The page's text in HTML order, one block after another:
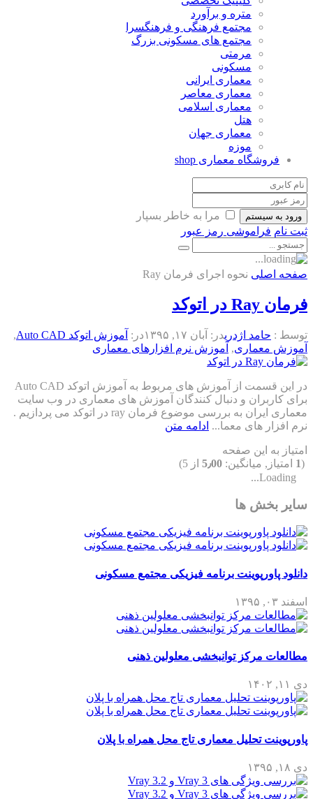
متره و برآورد
مجتمع فرهنگی و فرهنگسرا
مجتمع های مسکونی بزرگ
مرمتی
مسکونی
معماری ایرانی
معماری معاصر
معماری اسلامی
هتل
معماری جهان
موزه
فروشگاه معماری shop
ورود به سیستم
مرا به خاطر بسپار
ثبت نام فراموشی رمز عبور
صفحه اصلی نحوه اجرای فرمان Ray
فرمان Ray در اتوکد
توسط : حامد اژدریدر: آبان ۱۷, ۱۳۹۵ در: آموزش اتوکد Auto CAD
,
آموزش معماری, آموزش نرم افزارهای معماری
در این قسمت از آموزش های مربوط به آموزش اتوکد Auto CAD
برای کاربران و دنبال کنندگان آموزش های معماری در وب سایت
معماری ایران به بررسی موضوع فرمان ray در اتوکد می پردازیم .
نرم افزار های معما... ادامه متن
امتیاز به این صفحه
(
1 امتیاز, میانگین: 5٫00 از 5)
Loading...
سایر بخش ها
دانلود پاورپوینت برنامه فیزیکی مجتمع مسکونی
اسفند ۰۳, ۱۳۹۵
مطالعات مرکز توانبخشی معلولین ذهنی
دی ۱۱, ۱۴۰۲
پاورپوینت تحلیل معماری تاج محل همراه با پلان
دی ۱۸, ۱۳۹۵